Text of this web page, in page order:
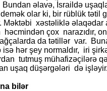
əlavə, İsraildə
olar ki, bir rüblük tətil
xəstəliklə əlaqədar
çox narazıdır,
da tətillər var.
hər şey normaldır, iri
tutmuş mühafizəçilərə
uşaq düşərgələri də işləyir.
bilər